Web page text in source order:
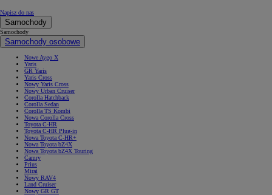
Napisz do nas
Samochody
Samochody
Samochody osobowe
Nowe Aygo X
Yaris
GR Yaris
Yaris Cross
Nowy Yaris Cross
Nowy Urban Cruiser
Corolla Hatchback
Corolla Sedan
Corolla TS Kombi
Nowa Corolla Cross
Toyota C-HR
Toyota C-HR Plug-in
Nowa Toyota C-HR+
Nowa Toyota bZ4X
Nowa Toyota bZ4X Touring
Camry
Prius
Mirai
Nowy RAV4
Land Cruiser
Nowy GR GT